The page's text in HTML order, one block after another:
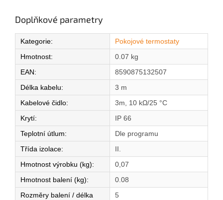
Doplňkové parametry
Kategorie:
Pokojové termostaty
Hmotnost:
0.07 kg
EAN:
8590875132507
Délka kabelu:
3 m
Kabelové čidlo:
3m, 10 kΩ/25 °C
Krytí:
IP 66
Teplotní útlum:
Dle programu
Třída izolace:
II.
Hmotnost výrobku (kg):
0,07
Hmotnost balení (kg):
0.08
Rozměry balení / délka
5